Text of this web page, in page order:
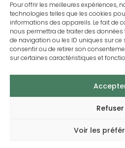
Pour offrir les meilleures expériences,
technologies telles que les cookies
informations des appareils. Le fait de
nous permettra de traiter des
de navigation ou les ID uniques sur ce
consentir ou de retirer son
sur certaines caractéristiques et
Refuser
Voir les